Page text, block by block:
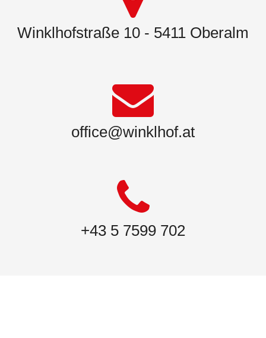
Winklhofstraße 10 - 5411 Oberalm
office@winklhof.at
+43 5 7599 702